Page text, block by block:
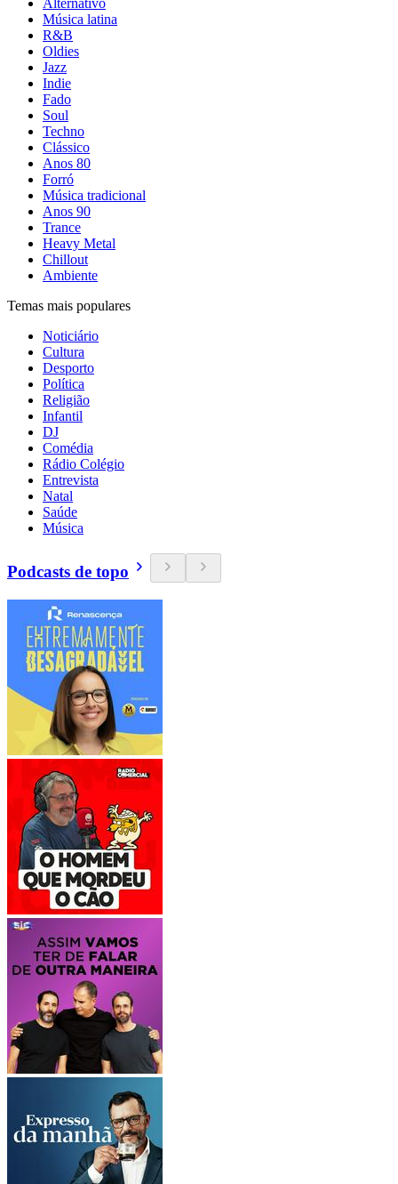
Alternativo
Música latina
R&B
Oldies
Jazz
Indie
Fado
Soul
Techno
Clássico
Anos 80
Forró
Música tradicional
Anos 90
Trance
Heavy Metal
Chillout
Ambiente
Temas mais populares
Noticiário
Cultura
Desporto
Política
Religião
Infantil
DJ
Comédia
Rádio Colégio
Entrevista
Natal
Saúde
Música
Podcasts de topo